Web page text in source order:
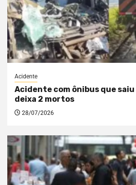
Acidente
Acidente com ônibus que
deixa 2 mortos
28/07/2026